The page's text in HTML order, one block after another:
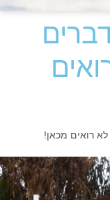
רואים מכאן!